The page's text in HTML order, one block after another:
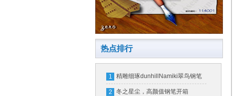
热点排行
1 精雕细琢dunhillNamiki翠鸟钢笔
2 冬之星尘，高颜值钢笔开箱